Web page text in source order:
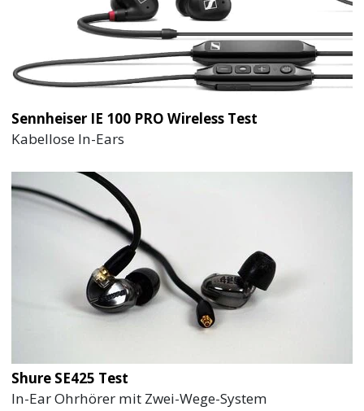
Sennheiser IE 100 PRO Wireless Test
Kabellose In-Ears
Shure SE425 Test
In-Ear Ohrhörer mit Zwei-Wege-System